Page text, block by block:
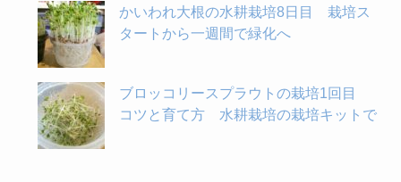
かいわれ大根の水耕栽培8日目 栽培ス
タートから一週間で緑化へ
ブロッコリースプラウトの栽培1回目
コツと育て方 水耕栽培の栽培キットで